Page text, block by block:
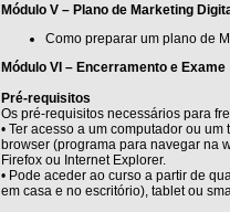
Módulo V – Plano de Marketing
Como preparar um plano de
Módulo VI – Encerramento e Exame
Pré-requisitos
Os pré-requisitos necessários para
• Ter acesso a um computador ou
browser (programa para navegar na
Firefox ou Internet Explorer.
• Pode aceder ao curso a partir de
em casa e no escritório), tablet ou